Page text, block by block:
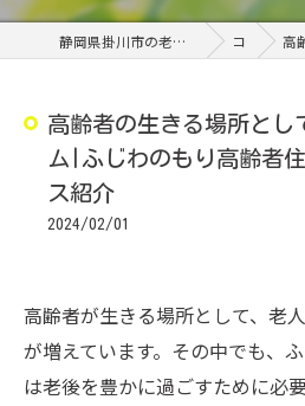
静岡県掛川市の老人ホームなら高齢者住宅 ふじわのもり コラム 高齢者
高齢者の生きる場所とし
ム|ふじわのもり高齢者
ス紹介
2024/02/01
高齢者が生きる場所として、老
が増えています。その中でも、
は老後を豊かに過ごすために必